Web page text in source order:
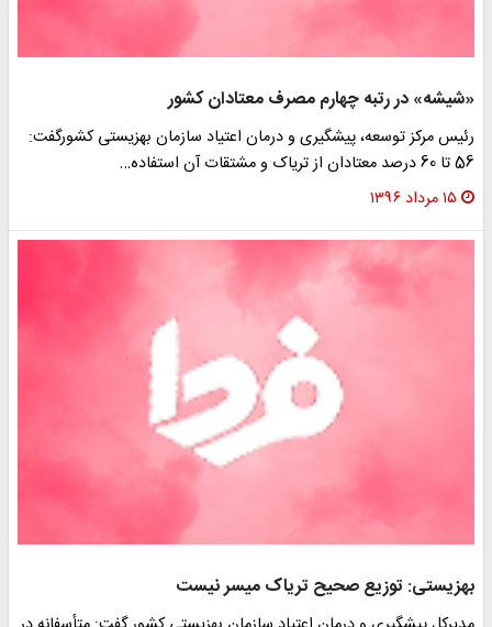
«شیشه» در رتبه چهارم مصرف معتادان کشور
رئیس مرکز توسعه، پیشگیری و درمان اعتیاد سازمان بهزیستی کشورگفت:
56 تا 60 درصد معتادان از تریاک و مشتقات آن استفاده…
۱۵ مرداد ۱۳۹۶
بهزیستی: توزیع صحیح تریاک میسر نیست